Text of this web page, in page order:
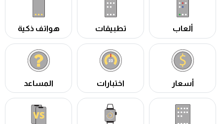
ألعاب تطبيقات هواتف ذكية
أسعار اختبارات المساعد